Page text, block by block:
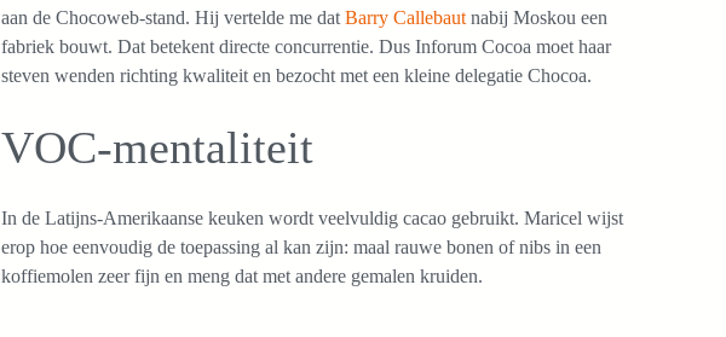
aan de Chocoweb-stand. Hij vertelde me dat Barry Callebaut nabij Moskou een
fabriek bouwt. Dat betekent directe concurrentie. Dus Inforum Cocoa moet haar
steven wenden richting kwaliteit en bezocht met een kleine delegatie Chocoa.
VOC-mentaliteit
In de Latijns-Amerikaanse keuken wordt veelvuldig cacao gebruikt. Maricel wijst
erop hoe eenvoudig de toepassing al kan zijn: maal rauwe bonen of nibs in een
koffiemolen zeer fijn en meng dat met andere gemalen kruiden.